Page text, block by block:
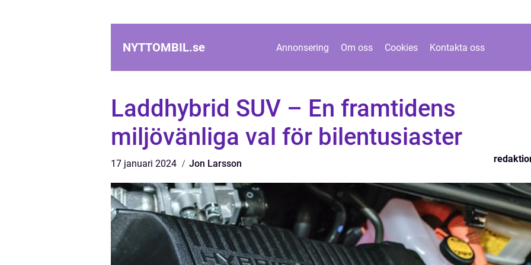
NYTTOMBIL.se Annonsering Om oss Cookies Kontakta oss
Laddhybrid SUV – En framtidens
miljövänliga val för bilentusiaster
17 januari 2024 Jon Larsson